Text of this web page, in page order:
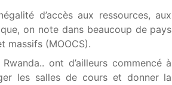
d’accès aux ressources, aux
on note dans beaucoup de pays
massifs (MOOCS).
ont d’ailleurs commencé à
les salles de cours et donner la